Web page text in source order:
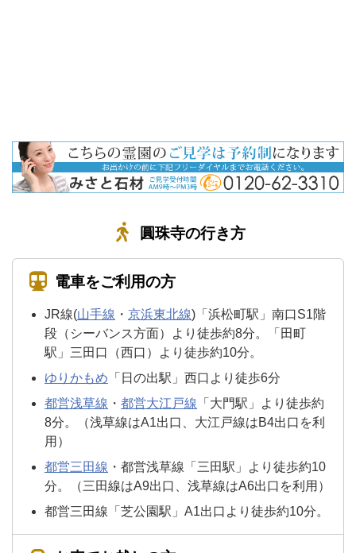
圓珠寺の行き方
電車をご利用の方
JR線(山手線 ・ 京浜東北線)「浜松町駅」南口S1階
段（シーバンス方面）より徒歩約8分。「田町
駅」三田口（西口）より徒歩約10分。
ゆりかもめ 「日の出駅」西口より徒歩6分
都営浅草線 ・ 都営大江戸線 「大門駅」より徒歩約
8分。（浅草線はA1出口、大江戸線はB4出口を利
用）
都営三田線 ・都営浅草線「三田駅」より徒歩約10
分。（三田線はA9出口、浅草線はA6出口を利用）
都営三田線「芝公園駅」A1出口より徒歩約10分。